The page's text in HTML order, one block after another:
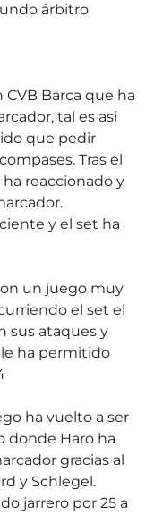
árbitro
Barca que ha
tal es asi
que pedir
Tras el
reaccionado y
y el set ha
un juego muy
el set el
sus ataques y
ha permitido
ha vuelto a ser
donde Haro ha
gracias al
y Schlegel.
jarrero por 25 a